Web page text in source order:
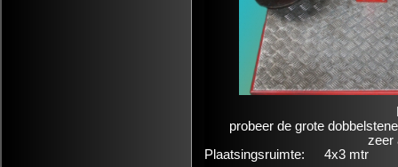
probeer de grote
zeer
Plaatsingsruimte:
4x3 mtr